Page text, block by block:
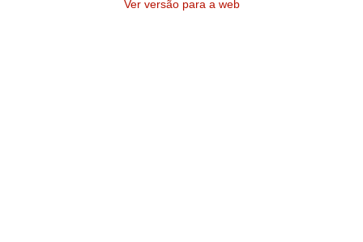
Ver versão para a web